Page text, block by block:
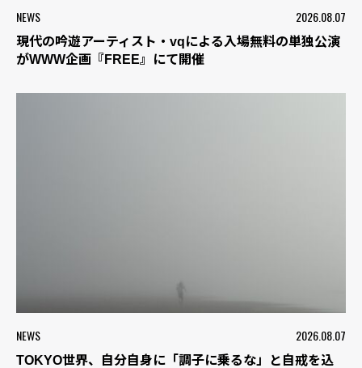
NEWS 2026.08.07
現代の吟遊アーティスト・vqによる入場無料の単独公演
がWWW企画『FREE』にて開催
NEWS 2026.08.07
TOKYO世界、自分自身に「調子に乗るな」と自戒を込